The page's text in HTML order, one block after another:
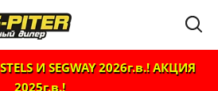
И SEGWAY 2026г.в.! АКЦИЯ
2025г.в.!